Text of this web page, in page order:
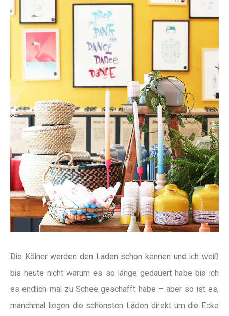
Die Kölner werden den Laden schon kennen und ich weiß
bis heute nicht warum es so lange gedauert habe bis ich
es endlich mal zu Schee geschafft habe – aber so ist es,
manchmal liegen die schönsten Läden direkt um die Ecke